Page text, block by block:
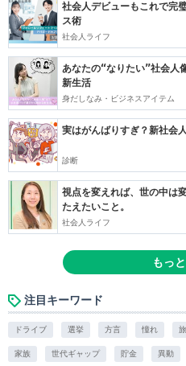
社会人デビューもこれで完
ス術
社会人ライフ
あなたの“なりたい”社会人
新生活
身だしなみ・ビジネスアイテム
実はがんばりすぎ？新社会
診断
視点を変えれば、世の中は
たえたいこと。
社会人ライフ
もっ
注目キーワード
ドライブ 選挙 方言 憧れ
家族 世代ギャップ 貯金 異動